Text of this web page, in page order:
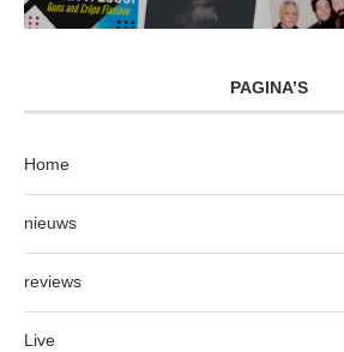
PAGINA’S
Home
nieuws
reviews
Live